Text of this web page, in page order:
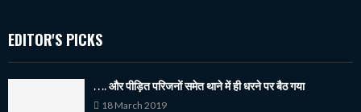
EDITOR'S PICKS
…. और पीड़ित परिजनों समेत थाने में ही धरने पर बैठ गया
18 March 2019